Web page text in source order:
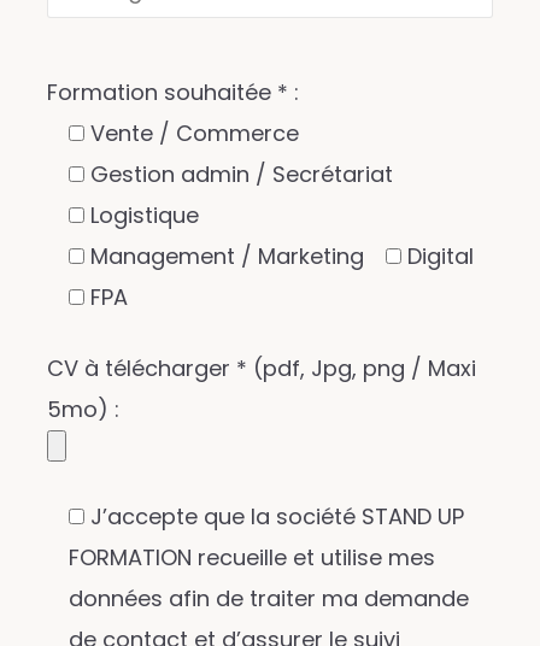
Formation souhaitée * :
Vente / Commerce
Gestion admin / Secrétariat
Logistique
Management / Marketing
Digital
FPA
CV à télécharger * (pdf, Jpg, png / Maxi
5mo) :
J’accepte que la société STAND UP
FORMATION recueille et utilise mes
données afin de traiter ma demande
de contact et d’assurer le suivi